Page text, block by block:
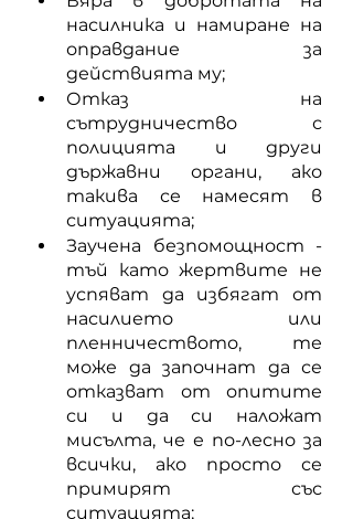
насилника и намиране на
оправдание за
действията му;
Отказ на
сътрудничество с
полицията и други
държавни органи, ако
такива се намесят в
ситуацията;
Заучена безпомощност -
тъй като жертвите не
успяват да избягат от
насилието или
пленничеството, те
може да започнат да се
отказват от опитите
си и да си наложат
мисълта, че е по-лесно за
всички, ако просто се
примирят със
ситуацията;